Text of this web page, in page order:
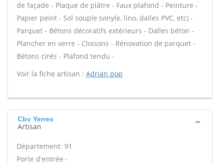
de façade - Plaque de plâtre - Faux plafond - Peinture -
Papier peint - Sol souple (vinyle, lino, dalles PVC, etc) -
Parquet - Bétons décoratifs extérieurs - Dalles béton -
Plancher en verre - Cloisons - Rénovation de parquet -
Bétons cirés - Plafond tendu -
Voir la fiche artisan : Adrian pop
Cbv Yerres
Artisan
Département: 91
Porte d'entrée -